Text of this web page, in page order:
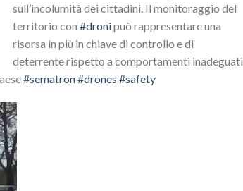
sull’incolumità dei cittadini. Il monitoraggio del
territorio con#dronipuò rappresentare una
risorsa in più in chiave di controllo e di
deterrente rispetto a comportamenti inadeguati
#sematron#drones #safety